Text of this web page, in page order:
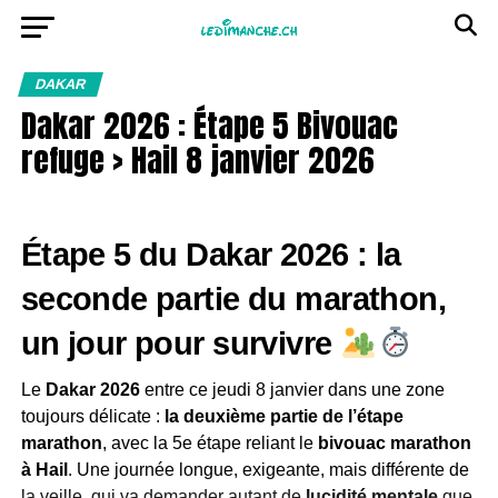
DAKAR
Dakar 2026 : Étape 5 Bivouac
refuge > Hail 8 janvier 2026
Étape 5 du Dakar 2026 : la
seconde partie du marathon,
un jour pour survivre
Le Dakar 2026entre ce jeudi 8 janvier dans une zone
toujours délicate : la deuxième partie de l’étape
marathon, avec la 5e étape reliant le bivouac marathon
à Hail . Une journée longue, exigeante, mais différente de